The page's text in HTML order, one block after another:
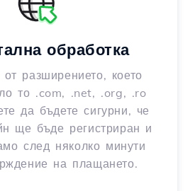
обработка
разширението, което
то .com, .net, .org, .ro
да бъдете сигурни, че
ще бъде регистриран и
след няколко минути
на плащането.